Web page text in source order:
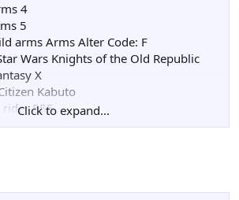
4
5
arms Arms Alter Code: F
Wars Knights of the Old Republic
X
Kabuto
rider 555
Fantasy VII Dirge of Cerberus
Click to expand...